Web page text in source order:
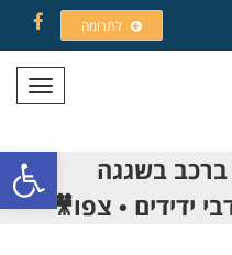
פתח
לתרומה
תפריט
ברכב בשגגה
ידידים • צפו🎥